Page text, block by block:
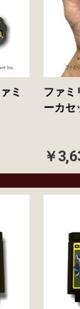
ミ
ファミ
ーカセ
￥